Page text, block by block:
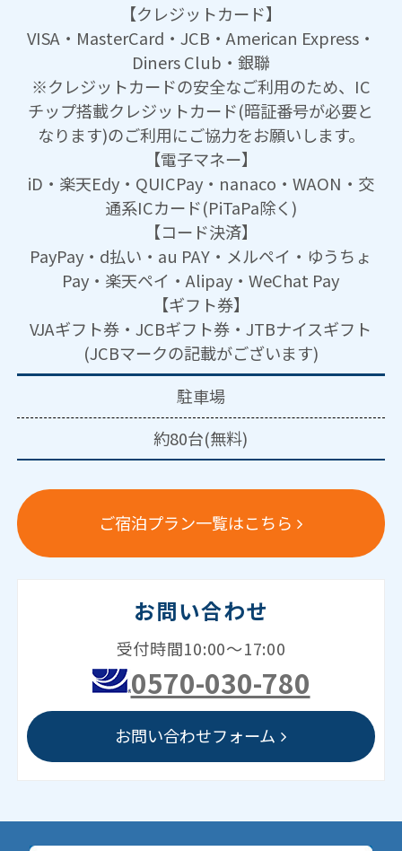
【クレジットカード】
VISA・MasterCard・JCB・American Express・
Diners Club・銀聯
※クレジットカードの安全なご利用のため、IC
チップ搭載クレジットカード(暗証番号が必要と
なります)のご利用にご協力をお願いします。
【電子マネー】
iD・楽天Edy・QUICPay・nanaco・WAON・交
通系ICカード(PiTaPa除く)
【コード決済】
PayPay・d払い・au PAY・メルペイ・ゆうちょ
Pay・楽天ペイ・Alipay・WeChat Pay
【ギフト券】
VJAギフト券・JCBギフト券・JTBナイスギフト
(JCBマークの記載がございます)
駐車場
約80台(無料)
ご宿泊プラン一覧はこちら
お問い合わせ
受付時間10:00～17:00
0570-030-780
お問い合わせフォーム